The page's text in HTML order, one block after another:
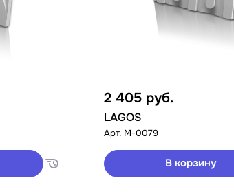
2 405 руб.
LAGOS
Арт. M-0079
В корзину